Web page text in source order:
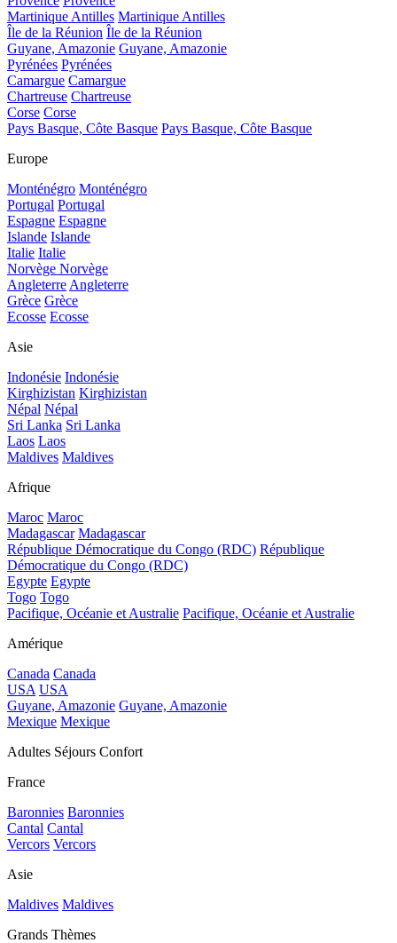
Martinique Antilles Martinique Antilles
Île de la Réunion Île de la Réunion
Guyane, Amazonie Guyane, Amazonie
Pyrénées Pyrénées
Camargue Camargue
Chartreuse Chartreuse
Corse Corse
Pays Basque, Côte Basque Pays Basque, Côte Basque
Europe
Monténégro Monténégro
Portugal Portugal
Espagne Espagne
Islande Islande
Italie Italie
Norvège Norvège
Angleterre Angleterre
Grèce Grèce
Ecosse Ecosse
Asie
Indonésie Indonésie
Kirghizistan Kirghizistan
Népal Népal
Sri Lanka Sri Lanka
Laos Laos
Maldives Maldives
Afrique
Maroc Maroc
Madagascar Madagascar
République Démocratique du Congo (RDC) République
Démocratique du Congo (RDC)
Egypte Egypte
Togo Togo
Pacifique, Océanie et Australie Pacifique, Océanie et Australie
Amérique
Canada Canada
USA USA
Guyane, Amazonie Guyane, Amazonie
Mexique Mexique
Adultes Séjours Confort
France
Baronnies Baronnies
Cantal Cantal
Vercors Vercors
Asie
Maldives Maldives
Grands Thèmes